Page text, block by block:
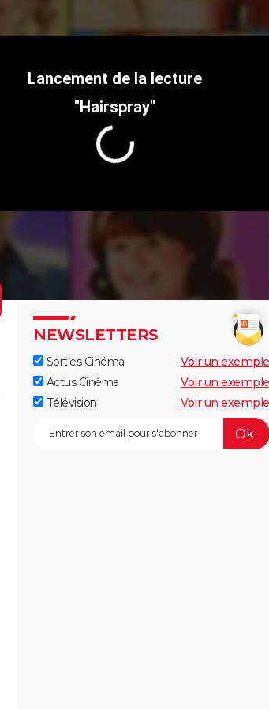
"Hairspray"
NEWSLETTERS
Sorties Cinéma
Voir un exemple
Actus Cinéma
Voir un exemple
Télévision
Voir un exemple